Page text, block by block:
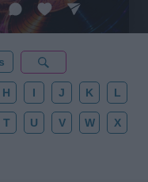
estrellada!
H I J K L
T U V W X